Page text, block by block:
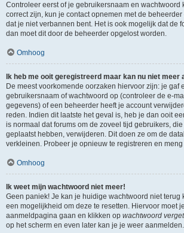
Controleer eerst of je gebruikersnaam en wachtwoord
correct zijn, kun je contact opnemen met de
dat je niet verbannen bent. Het is ook mogelijk dat de
dan moet dit door de beheerder opgelost worden.
Omhoog
Ik heb me ooit geregistreerd maar kan nu niet meer
De meest voorkomende oorzaken hiervoor zijn: je gaf
gebruikersnaam of wachtwoord op (controleer de e-
gegevens) of een beheerder heeft je account
reden. Indien dit laatste het geval is, heb je dan ooit
is normaal dat forums om de zoveel tijd gebruikers,
geplaatst hebben, verwijderen. Dit doen ze om de
verkleinen. Probeer je opnieuw te registreren en
Omhoog
Ik weet mijn wachtwoord niet meer!
Geen paniek! Je kan je huidige wachtwoord niet terug
een mogelijkheid om deze te resetten. Hiervoor moet
aanmeldpagina gaan en klikken op wachtwoord
op het scherm en even later kan je je weer aanmelden.